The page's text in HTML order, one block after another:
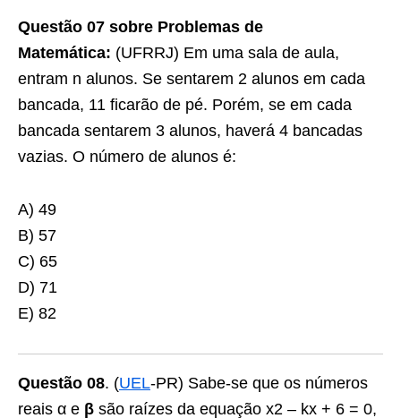
Questão 07 sobre Problemas de
Matemática: (UFRRJ) Em uma sala de aula,
entram n alunos. Se sentarem 2 alunos em cada
bancada, 11 ficarão de pé. Porém, se em cada
bancada sentarem 3 alunos, haverá 4 bancadas
vazias. O número de alunos é:
A) 49
B) 57
C) 65
D) 71
E) 82
Questão 08. (UEL-PR) Sabe-se que os números
reais α e β são raízes da equação x2 – kx + 6 = 0,